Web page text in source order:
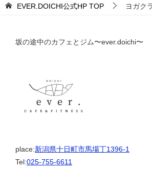
EVER.DOICHI公式HP TOP ヨガク
坂の途中のカフェとジム〜ever.doichi〜
place:新潟県十日町市馬場丁1396-1
Tel:025-755-6611